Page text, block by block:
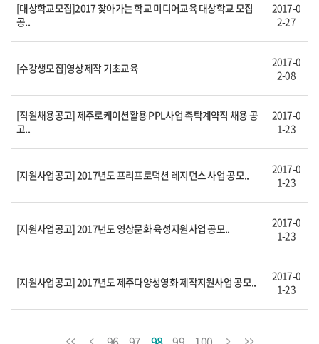
[대상학교모집]2017 찾아가는 학교 미디어교육 대상학교 모집
공..
2017-0
2-27
[수강생모집]영상제작 기초교육
2017-0
2-08
[직원채용공고] 제주로케이션활용 PPL사업 촉탁계약직 채용 공
고..
2017-0
1-23
[지원사업공고] 2017년도 프리프로덕션 레지던스 사업 공모..
2017-0
1-23
[지원사업공고] 2017년도 영상문화 육성지원사업 공모..
2017-0
1-23
[지원사업공고] 2017년도 제주다양성영화 제작지원사업 공모..
2017-0
1-23